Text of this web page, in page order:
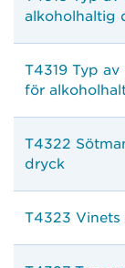
alkoholhaltig
T4319 Typ
för
T4322
dryck
T4323 Vinets